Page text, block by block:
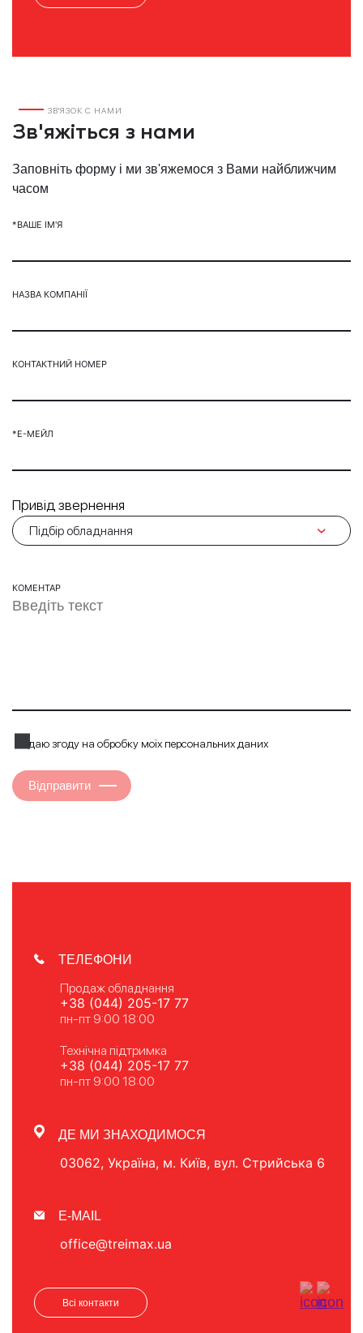
ЗВ'ЯЗОК С НАМИ
Зв'яжіться з нами
Заповніть форму і ми зв'яжемося з Вами найближчим
часом
*ВАШЕ ІМ'Я
НАЗВА КОМПАНІЇ
КОНТАКТНИЙ НОМЕР
*Е-МЕЙЛ
Привід звернення
КОМЕНТАР
Я даю згоду на обробку моїх персональних даних
Відправити
ТЕЛЕФОНИ
Продаж обладнання
+38 (044) 205-17 77
пн-пт 9:00 18:00
Технічна підтримка
+38 (044) 205-17 77
пн-пт 9:00 18:00
ДЕ МИ ЗНАХОДИМОСЯ
03062, Україна, м. Київ, вул. Стрийська 6
E-MAIL
office@treimax.ua
Всі контакти